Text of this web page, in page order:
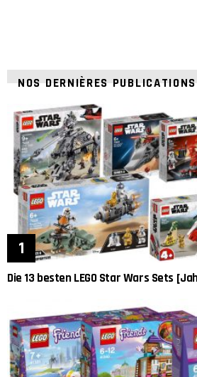
NOS DERNIÈRES PUBLICATIONS
Die 13 besten LEGO Star Wars Sets